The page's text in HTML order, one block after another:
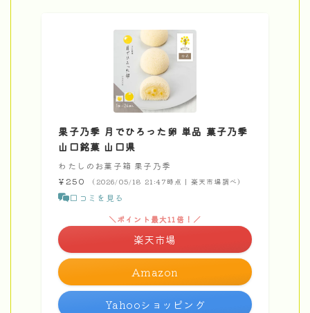
果子乃季 月でひろった卵 単品 菓子乃季
山口銘菓 山口県
わたしのお菓子箱 果子乃季
¥250
（2026/05/18 21:47時点 | 楽天市場調べ）
口コミを見る
Amazon
＼ポイント最大11倍！／
楽天市場
Yahooショッピング